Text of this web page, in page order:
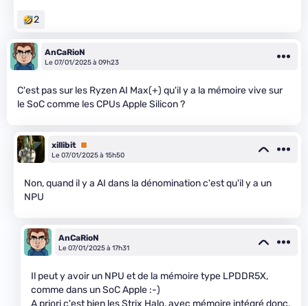
2
AnCaRioN
Le 07/01/2025 à 09h23
C'est pas sur les Ryzen AI Max(+) qu'il y a la mémoire vive sur
le SoC comme les CPUs Apple Silicon ?
xillibit Premium
Le 07/01/2025 à 15h50
Non, quand il y a AI dans la dénomination c'est qu'il y a un
NPU
AnCaRioN
Le 07/01/2025 à 17h31
Il peut y avoir un NPU et de la mémoire type LPDDR5X,
comme dans un SoC Apple :-)